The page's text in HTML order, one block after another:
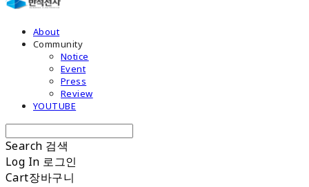
About
Community
Notice
Event
Press
Review
YOUTUBE
Search 검색
Log In 로그인
Cart장바구니